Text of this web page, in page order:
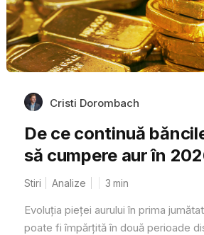
Cristi Dorombach
De ce continuă
să cumpere aur în
Stiri Analize 3 min
Evoluția pieței aurului în prima
poate fi împărțită în două perioade